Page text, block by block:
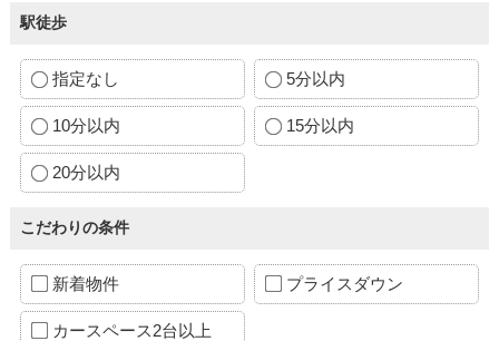
駅徒歩
指定なし 5分以内
10分以内 15分以内
20分以内
こだわりの条件
新着物件 プライスダウン
カースペース2台以上